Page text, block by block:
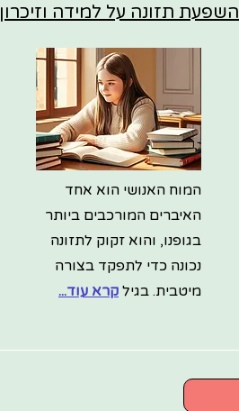
השפעת תזונה על למידה וזיכרון
המוח האנושי הוא אחד
האיברים המורכבים ביותר
בגופנו, והוא זקוק לתזונה
נכונה כדי לתפקד בצורה
מיטבית. בגיל קרא עוד...